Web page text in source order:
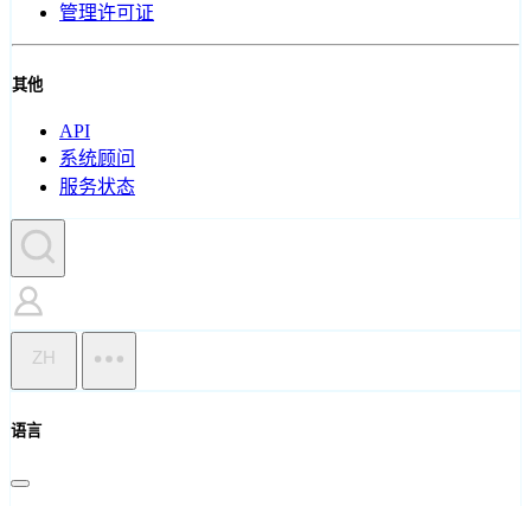
管理许可证
其他
API
系统顾问
服务状态
ZH
语言